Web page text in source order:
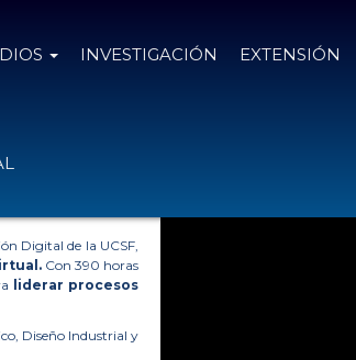
INVESTIGACIÓN EXTENSIÓN
Digital de la UCSF,
Con 390 horas
liderar procesos
Diseño Industrial y